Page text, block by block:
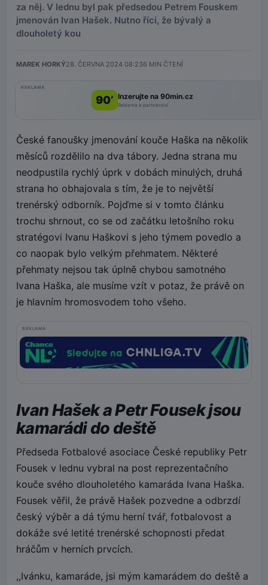
za něj. V lednu byl pak předsedou Petrem Fouskem
jmenován Ivan Hašek. Nutno říci, že bývalý a
dlouholetý kou
MAREK HORKÝ28. ČERVNA 2024 08:236 MIN ČTENÍ
REKLAMA
90’ Inzerujte na 90min.cz
Reklama a partnerství
České fanoušky jmenování kouče Haška na několik
měsíců rozdělilo na dva tábory. Jedna strana mu
neodpustila rychlý úprk v dobách minulých, druhá
strana ho obhajovala s tím, že je to největší
trenérský odborník. Pojďme si v tomto článku
trochu shrnout, co se od začátku letošního roku
stratégovi Ivanu Haškovi s jeho týmem povedlo a
co naopak bylo velkým přehmatem. Některé
přehmaty nejsou tak úplně chybou samotného
Ivana Haška, ale musíme vzít v potaz, že právě on
je hlavním hromosvodem toho všeho.
REKLAMA
Ivan Hašek a Petr Fousek jsou
kamarádi do deště
Předseda Fotbalové asociace České republiky Petr
Fousek v lednu vybral na post reprezentačního
kouče svého dlouholetého kamaráda Ivana Haška.
Fousek věřil, že právě Hašek pozvedne a odbrzdí
český výběr a dá týmu herní tvář, fotbalovost a
dokáže své letité trenérské schopnosti předat
hráčům v herních prvcích.
,,Ivánku, kamaráde, jsi mým kamarádem do deště a